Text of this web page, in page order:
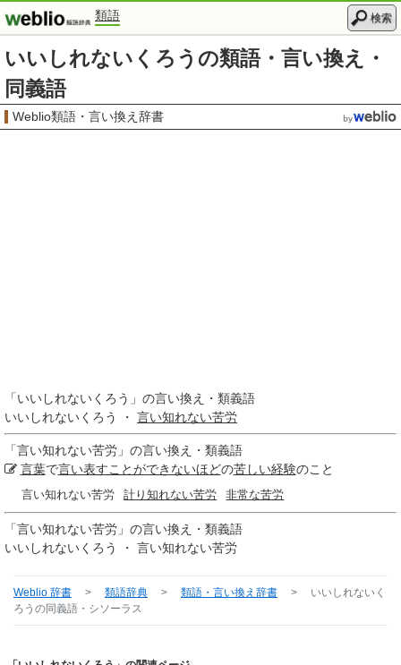
類語 検索
いいしれないくろうの類語・言い換え・
同義語
Weblio類語・言い換え辞書
「いいしれないくろう 」の言い換え・類義語
いいしれないくろう ・ 言い知れない苦労
「言い知れない苦労 」の言い換え・類義語
言葉で言い表すことができないほどの苦しい経験のこと
言い知れない苦労 計り知れない苦労 非常な苦労
「言い知れない苦労 」の言い換え・類義語
いいしれないくろう ・ 言い知れない苦労
Weblio 辞書 > 類語辞典 > 類語・言い換え辞書 >
いいしれないく
ろう の同義語・シソーラス